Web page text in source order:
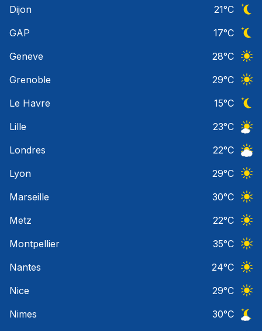
Dijon
21°C
GAP
17°C
Geneve
28°C
Grenoble
29°C
Le Havre
15°C
Lille
23°C
Londres
22°C
Lyon
29°C
Marseille
30°C
Metz
22°C
Montpellier
35°C
Nantes
24°C
Nice
29°C
Nimes
30°C